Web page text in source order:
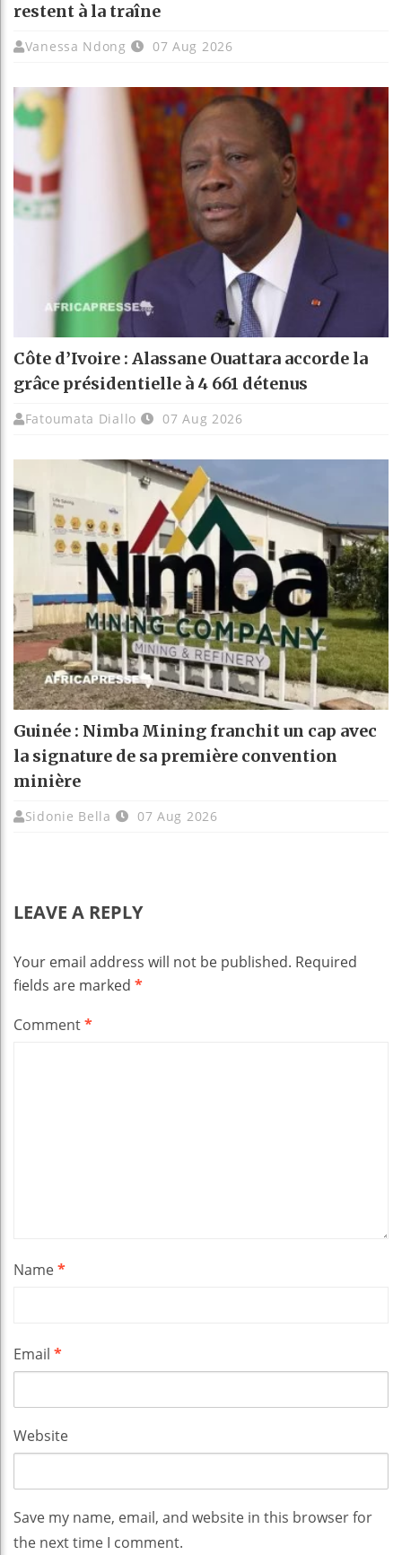
restent à la traîne
Vanessa Ndong 07 Aug 2026
Côte d’Ivoire : Alassane Ouattara accorde la
grâce présidentielle à 4 661 détenus
Fatoumata Diallo 07 Aug 2026
Guinée : Nimba Mining franchit un cap avec
la signature de sa première convention
minière
Sidonie Bella 07 Aug 2026
LEAVE A REPLY
Your email address will not be published. Required
fields are marked *
Comment*
Name*
Email *
Website
Save my name, email, and website in this browser for
the next time I comment.